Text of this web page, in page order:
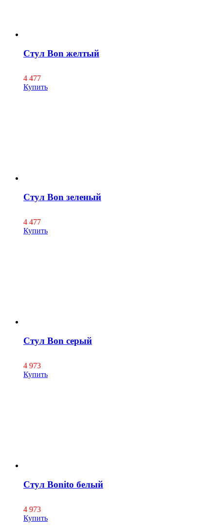
Стул Bon желтый
4 477
Купить
Стул Bon зеленый
4 477
Купить
Стул Bon серый
4 973
Купить
Стул Bonito белый
4 973
Купить